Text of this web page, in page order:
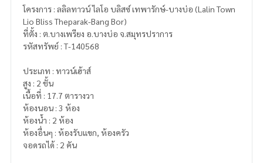
โครงการ : ลลิลทาวน์ ไลโอ บลิสซ์ เทพารักษ์-บางบ่อ (Lalin Town
Lio Bliss Theparak-Bang Bor)
ที่ตั้ง : ต.บางเพรียง อ.บางบ่อ จ.สมุทรปราการ
รหัสทรัพย์ : T-140568
ประเภท : ทาวน์เฮ้าส์
สูง : 2 ชั้น
เนื้อที่ : 17.7 ตารางวา
ห้องนอน : 3 ห้อง
ห้องน้ำ : 2 ห้อง
ห้องอื่นๆ : ห้องรับแขก, ห้องครัว
จอดรถได้ : 2 คัน